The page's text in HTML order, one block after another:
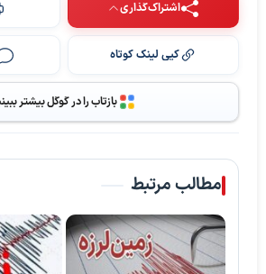
اشتراک‌گذاری
کپی لینک کوتاه
بازتاب را در گوگل بیشتر
مطالب مرتبط